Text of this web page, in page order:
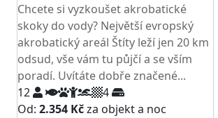
Chcete si vyzkoušet akrobatické
skoky do vody? Největší evropský
akrobatický areál Štíty leží jen 20 km
odsud, vše vám tu půjčí a se vším
poradí. Uvítáte dobře značené...
12
4
Od: 2.354 Kčza objekt a noc